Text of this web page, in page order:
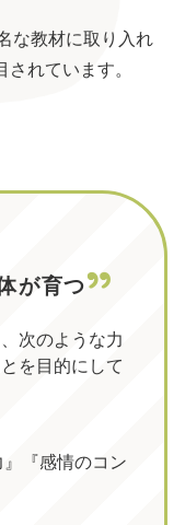
な教材に取り入れ
れています。
が育つ
次のような力
を目的にして
』『感情のコン